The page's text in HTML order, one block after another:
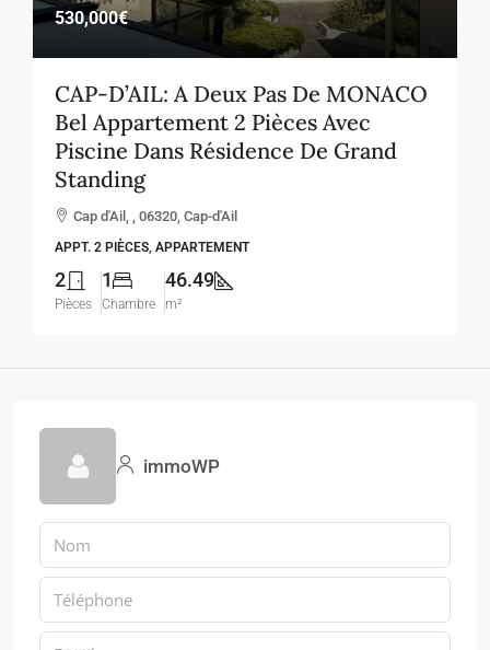
530,000€
CAP-D’AIL: A Deux Pas De MONACO
Bel Appartement 2 Pièces Avec
Piscine Dans Résidence De Grand
Standing
Cap d'Ail, , 06320, Cap-d'Ail
APPT. 2 PIÈCES, APPARTEMENT
2
Pièces
1
Chambre
46.49
m²
immoWP